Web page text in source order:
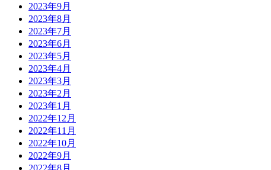
2023年9月
2023年8月
2023年7月
2023年6月
2023年5月
2023年4月
2023年3月
2023年2月
2023年1月
2022年12月
2022年11月
2022年10月
2022年9月
2022年8月